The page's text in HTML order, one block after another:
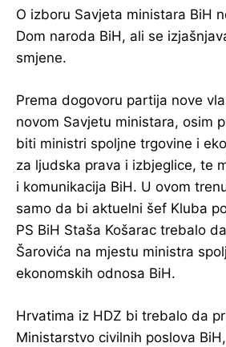
O izboru Savjeta ministara BiH
Dom naroda BiH, ali se
smjene.
Prema dogovoru partija nove
novom Savjetu ministara, osim
biti ministri spoljne trgovine i
za ljudska prava i izbjeglice, te
i komunikacija BiH. U ovom
samo da bi aktuelni šef Kluba
PS BiH Staša Košarac trebalo
Šarovića na mjestu ministra
ekonomskih odnosa BiH.
Hrvatima iz HDZ bi trebalo da
Ministarstvo civilnih poslova